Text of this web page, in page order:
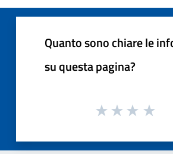
Quanto sono chiare le
su questa pagina?